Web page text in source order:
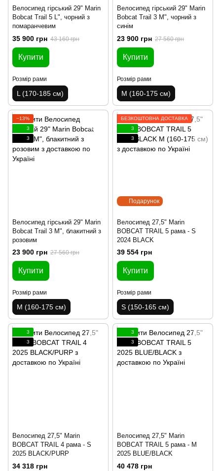
Велосипед гірський 29" Marin
Bobcat Trail 5 L", чорний з
помаранчевим
35 900 грн 43 160 грн
Купити
Розмір рами
L (170-185 см)
Велосипед гірський 29" Marin
Bobcat Trail 3 M", чорний з
синім
23 900 грн 27 560 грн
Купити
Розмір рами
M (160-175 см)
−13%
3
3
Велосипед гірський 29" Marin
Bobcat Trail 3 M", блакитний з
розовим
23 900 грн 27 560 грн
Купити
Розмір рами
M (160-175 см)
Подарунок
БЕЗКОШТОВНА ДОСТАВКА
3
3
Велосипед 27,5" Marin
BOBCAT TRAIL 5 рама - S
2024 BLACK
39 554 грн
Купити
Розмір рами
S (150-165 см)
3
3
Велосипед 27,5" Marin
BOBCAT TRAIL 4 рама - S
2025 BLACK/PURP
34 318 грн
3
3
Велосипед 27,5" Marin
BOBCAT TRAIL 5 рама - M
2025 BLUE/BLACK
40 478 грн